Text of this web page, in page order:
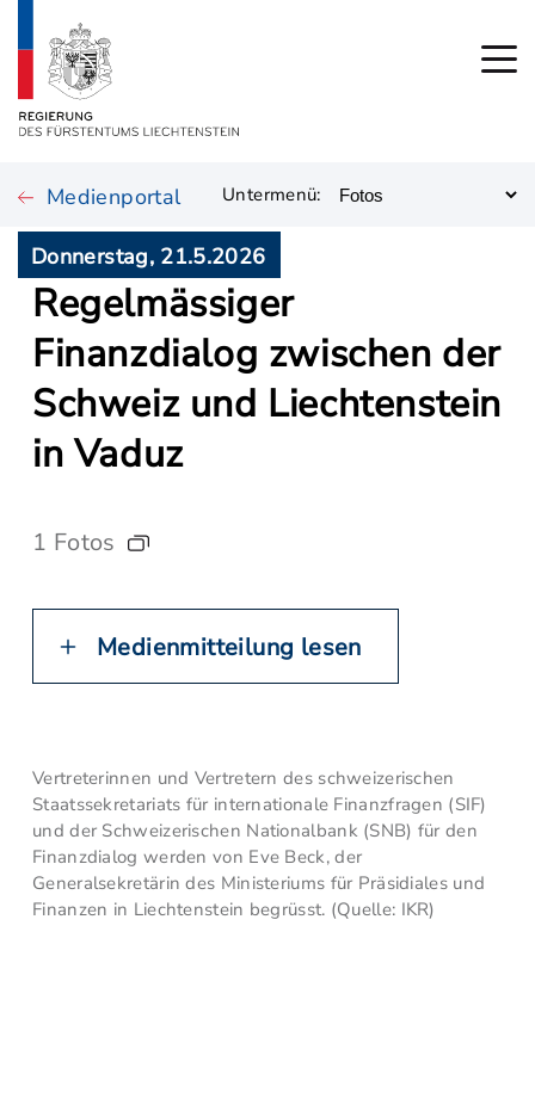
Medienportal Untermenü:
Donnerstag, 21.5.2026
Regelmässiger
Finanzdialog zwischen der
Schweiz und Liechtenstein
in Vaduz
1 Fotos
Medienmitteilung lesen
Vertreterinnen und Vertretern des schweizerischen
Staatssekretariats für internationale Finanzfragen (SIF)
und der Schweizerischen Nationalbank (SNB) für den
Finanzdialog werden von Eve Beck, der
Generalsekretärin des Ministeriums für Präsidiales und
Finanzen in Liechtenstein begrüsst. (Quelle: IKR)